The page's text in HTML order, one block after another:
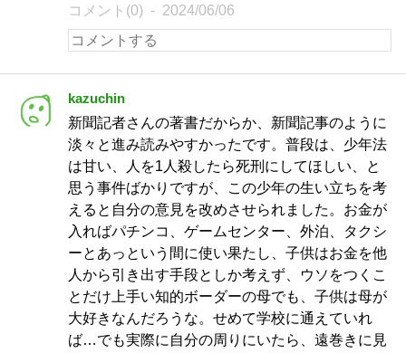
コメント(0) 2024/06/06
kazuchin
新聞記者さんの著書だからか、新聞記事のように
淡々と進み読みやすかったです。普段は、少年法
は甘い、人を1人殺したら死刑にしてほしい、と
思う事件ばかりですが、この少年の生い立ちを考
えると自分の意見を改めさせられました。お金が
入ればパチンコ、ゲームセンター、外泊、タクシ
ーとあっという間に使い果たし、子供はお金を他
人から引き出す手段としか考えず、ウソをつくこ
とだけ上手い知的ボーダーの母でも、子供は母が
大好きなんだろうな。せめて学校に通えていれ
ば…でも実際に自分の周りにいたら、遠巻きに見